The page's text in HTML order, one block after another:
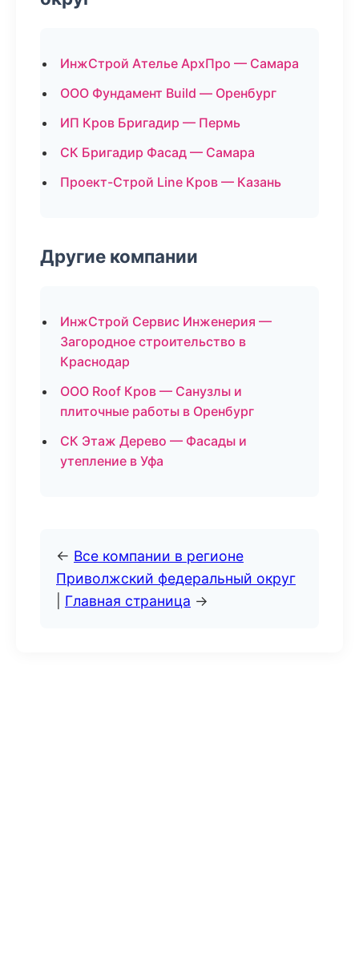
ИнжСтрой Ателье АрхПро — Самара
ООО Фундамент Build — Оренбург
ИП Кров Бригадир — Пермь
СК Бригадир Фасад — Самара
Проект-Строй Line Кров — Казань
Другие компании
ИнжСтрой Сервис Инженерия —
Загородное строительство в
Краснодар
ООО Roof Кров — Санузлы и
плиточные работы в Оренбург
СК Этаж Дерево — Фасады и
утепление в Уфа
← Все компании в регионе
Приволжский федеральный округ
Главная страница →